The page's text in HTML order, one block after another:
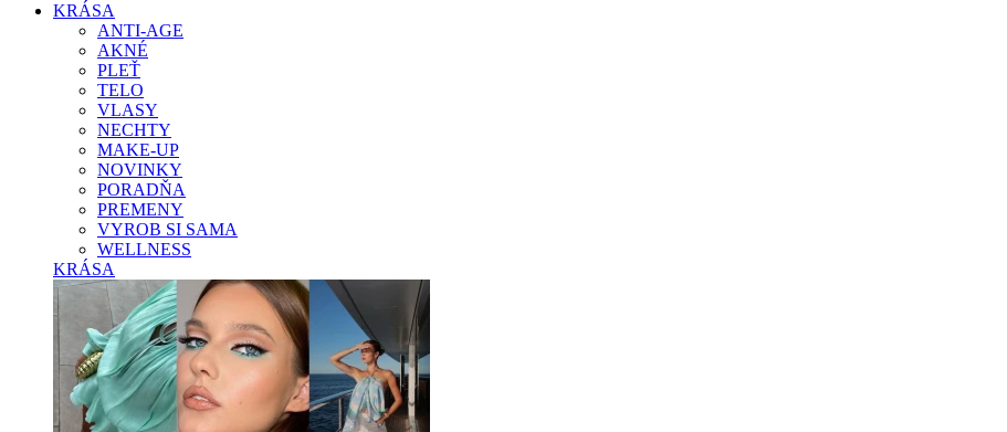
KRÁSA
ANTI-AGE
AKNÉ
PLEŤ
TELO
VLASY
NECHTY
MAKE-UP
NOVINKY
PORADŇA
PREMENY
VYROB SI SAMA
WELLNESS
KRÁSA